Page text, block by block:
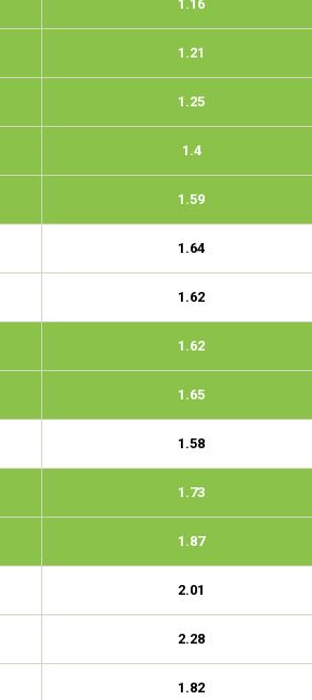
1.16
1.21
1.25
1.4
1.59
1.64
1.62
1.62
1.65
1.58
1.73
1.87
2.01
2.28
1.82